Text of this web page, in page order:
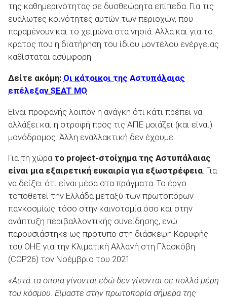
της καθημερινότητας σε δυσθεώρητα επίπεδα. Για τις
ευάλωτες κοινότητες αυτών των περιοχών, που
παραμένουν και το χειμώνα στα νησιά. Αλλά και για το
κράτος που η διατήρηση του ίδιου μοντέλου ενέργειας
καθίσταται ασύμφορη.
Δείτε ακόμη: Οι κάτοικοι της Αστυπάλαιας
επέλεξαν SEAT MO
Είναι προφανής λοιπόν η ανάγκη ότι κάτι πρέπει να
αλλάξει και η στροφή προς τις ΑΠΕ μοιάζει (και είναι)
μονόδρομος. Άλλη εναλλακτική δεν έχουμε.
Για τη χώρα το project-στοίχημα της Αστυπάλαιας
είναι μια εξαιρετική ευκαιρία για εξωστρέφεια. Για
να δείξει ότι είναι μέσα στα πράγματα. Το έργο
τοποθετεί την Ελλάδα μεταξύ των πρωτοπόρων
παγκοσμίως τόσο στην καινοτομία όσο και στην
ανάπτυξη περιβαλλοντικής συνείδησης, ενώ
παρουσιάστηκε ως πρότυπο στη διάσκεψη Κορυφής
του ΟΗΕ για την Κλιματική Αλλαγή στη Γλασκόβη
(COP26) τον Νοέμβριο του 2021.
«Αυτά τα οποία γίνονται εδώ δεν γίνονται σε πολλά μέρη
του κόσμου. Είμαστε στην πρωτοπορία σήμερα της